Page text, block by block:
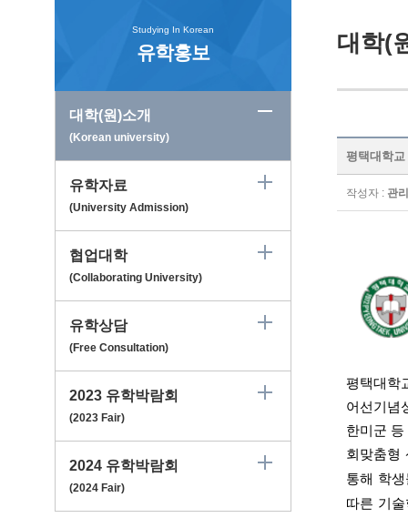
Studying In Korean
유학홍보
대학(원)소개
(Korean university)
유학자료
(University Admission)
협업대학
(Collaborating University)
유학상담
(Free Consultation)
2023 유학박람회
(2023 Fair)
2024 유학박람회
(2024 Fair)
대학(
평택대학
작성자 : 관
평택대학
어선기념
한미군
회맞춤형
통해 학
따른 기술